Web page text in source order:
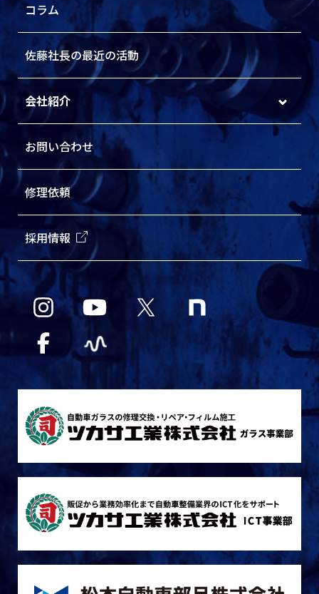
コラム
佐藤社長の最近の活動
会社紹介
お問い合わせ
修理依頼
採用情報